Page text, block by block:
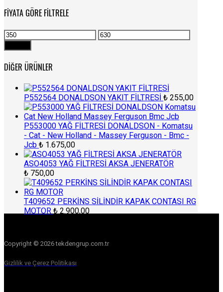
FIYATA GÖRE FILTRELE
En
düşük
fiyat
En
yüksek
DIĞER ÜRÜNLER
P552564 DONALDSON YAKIT FİLTRESİ ₺ 255,00
P553000 YAĞ FİLTRESİ DONALDSON - Komatsu
- Cat - New Holland - Massey Ferguson - Bmc -
Jcb ₺ 1.675,00
ASO4053 YAĞ FİLTRESİ AKSA JENERATÖR
₺ 750,00
T409652 PERKİNS SİLİNDİR KAPAK CONTASI RG
MOTOR ₺ 2.900,00
Copyright © 2026 tekdengrup.com.tr
Gizlilik ve Çerez Politikası